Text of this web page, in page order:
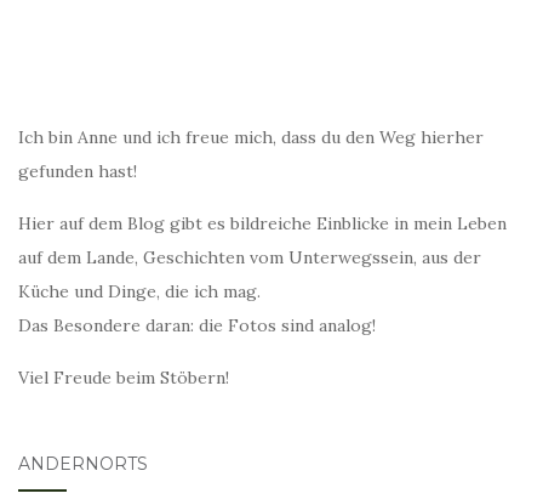
Ich bin Anne und ich freue mich, dass du den Weg hierher
gefunden hast!
Hier auf dem Blog gibt es bildreiche Einblicke in mein Leben
auf dem Lande, Geschichten vom Unterwegssein, aus der
Küche und Dinge, die ich mag.
Das Besondere daran: die Fotos sind analog!
Viel Freude beim Stöbern!
ANDERNORTS